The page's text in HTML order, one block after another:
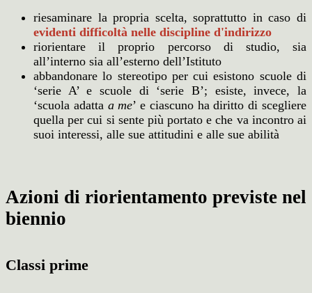
riesaminare la propria scelta, soprattutto in caso di
evidenti difficoltà nelle discipline d'indirizzo
riorientare il proprio percorso di studio, sia
all’interno sia all’esterno dell’Istituto
abbandonare lo stereotipo per cui esistono scuole di
‘serie A’ e scuole di ‘serie B’; esiste, invece, la
‘scuola adatta a me’ e ciascuno ha diritto di scegliere
quella per cui si sente più portato e che va incontro ai
suoi interessi, alle sue attitudini e alle sue abilità
Azioni di riorientamento previste nel
biennio
Classi prime